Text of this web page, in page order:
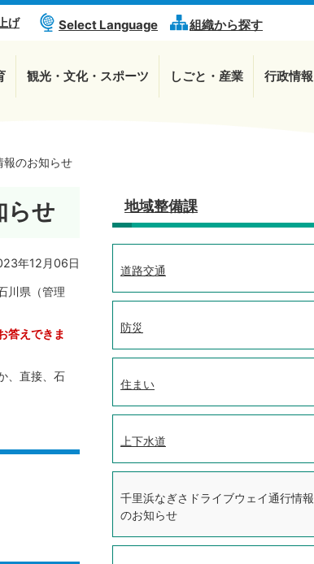
げ Select Language 組織から探す
観光・文化・スポーツ しごと・産業 行政情報
報のお知らせ
らせ
年12月06日
川県（管理
答えできま
、直接、石
地域整備課
道路交通
防災
住まい
上下水道
千里浜なぎさドライブウェイ通行情報
のお知らせ